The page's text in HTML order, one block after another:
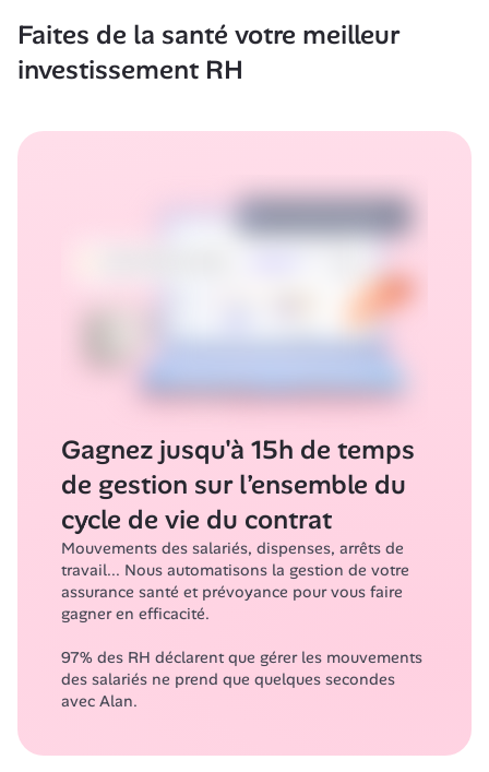
Faites de la santé votre meilleur
investissement RH
Gagnez jusqu'à 15h de temps
de gestion sur l’ensemble du
cycle de vie du contrat
Mouvements des salariés, dispenses, arrêts de
travail... Nous automatisons la gestion de votre
assurance santé et prévoyance pour vous faire
gagner en efficacité.
97% des RH déclarent que gérer les mouvements
des salariés ne prend que quelques secondes
avec Alan.